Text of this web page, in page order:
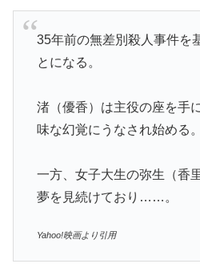
35年前の無差別殺人事件を
とになる。
渚（優香）は主役の座を手
味な幻覚にうなされ始める。
一方、女子大生の弥生（香
夢を見続けており……。
Yahoo!映画より引用